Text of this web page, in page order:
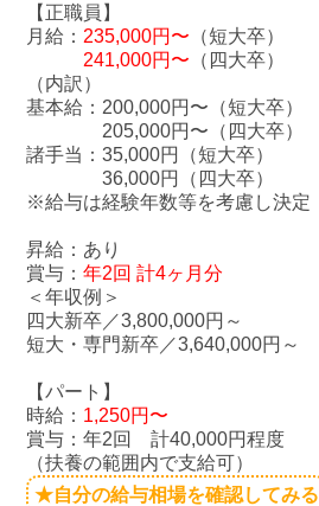
【正職員】
月給： 235,000円〜 （短大卒）
241,000円〜 （四大卒）
（内訳）
基本給：200,000円〜（短大卒）
205,000円〜（四大卒）
諸手当：35,000円（短大卒）
36,000円（四大卒）
※給与は経験年数等を考慮し決定
昇給：あり
賞与： 年2回 計4ヶ月分
＜年収例＞
四大新卒／3,800,000円～
短大・専門新卒／3,640,000円～
【パート】
時給： 1,250円〜
賞与：年2回 計40,000円程度
（扶養の範囲内で支給可）
★自分の給与相場を確認してみる